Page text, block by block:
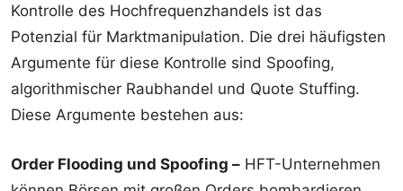
Kontrolle des Hochfrequenzhandels ist das
Potenzial für Marktmanipulation. Die drei häufigsten
Argumente für diese Kontrolle sind Spoofing,
algorithmischer Raubhandel und Quote Stuffing.
Diese Argumente bestehen aus:
Order Flooding und Spoofing – HFT-Unternehmen